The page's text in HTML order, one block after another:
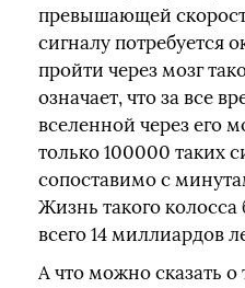
превышающей
сигналу потребуется
пройти через мозг
означает, что за все
вселенной через его
только 100000 таких
сопоставимо с
Жизнь такого колосса
всего 14 миллиардов
А что можно сказать о